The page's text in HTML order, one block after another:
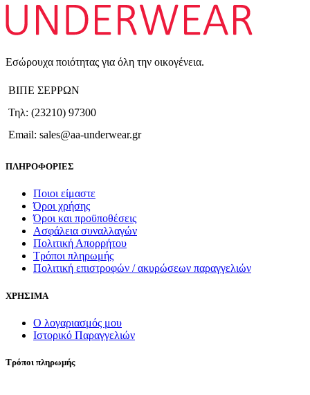
Εσώρουχα ποιότητας για όλη την οικογένεια.
ΒΙΠΕ ΣΕΡΡΩΝ
Τηλ: (23210) 97300
Email: sales@aa-underwear.gr
ΠΛΗΡΟΦΟΡΙΕΣ
Ποιοι είμαστε
Όροι χρήσης
Όροι και προϋποθέσεις
Ασφάλεια συναλλαγών
Πολιτική Απορρήτου
Τρόποι πληρωμής
Πολιτική επιστροφών / ακυρώσεων παραγγελιών
ΧΡΗΣΙΜΑ
Ο λογαριασμός μου
Ιστορικό Παραγγελιών
Τρόποι πληρωμής